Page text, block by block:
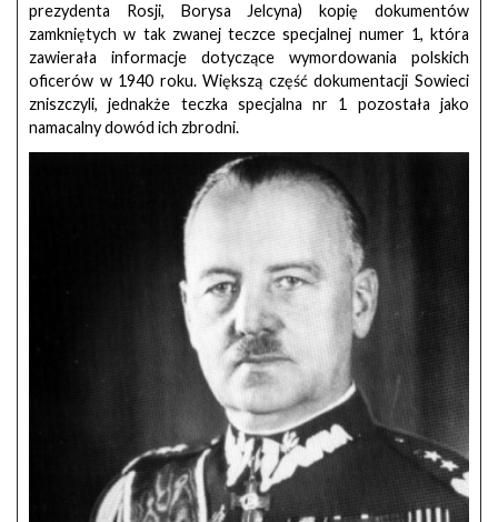
prezydenta Rosji, Borysa Jelcyna) kopię dokumentów
zamkniętych w tak zwanej teczce specjalnej numer 1, która
zawierała informacje dotyczące wymordowania polskich
oficerów w 1940 roku. Większą część dokumentacji Sowieci
zniszczyli, jednakże teczka specjalna nr 1 pozostała jako
namacalny dowód ich zbrodni.